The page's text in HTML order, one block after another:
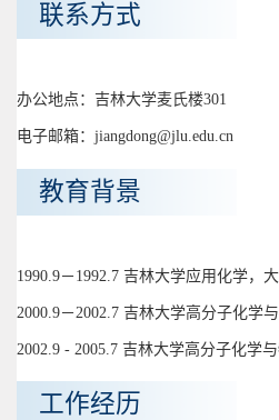
联系方式
办公地点：吉林大学麦氏楼301
电子邮箱：jiangdong@jlu.edu.cn
教育背景
1990.9－1992.7 吉林大学应用化学，
2000.9－2002.7 吉林大学高分子化学
2002.9 - 2005.7 吉林大学高分子化学
工作经历